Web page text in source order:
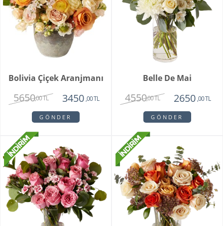
Bolivia Çiçek Aranjmanı
5650,00 TL 3450 ,00 TL
GÖNDER
Belle De Mai
4550,00 TL 2650 ,00 TL
GÖNDER